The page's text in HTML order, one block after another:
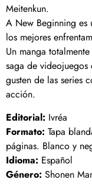
Meitenkun.
A New Beginning es
los mejores
Un manga
saga de
gusten de las series
acción.
Editorial: Ivréa
Formato: Tapa
páginas. Blanco y
Idioma: Español
Género: Shonen